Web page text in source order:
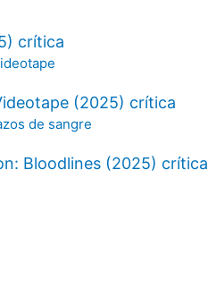
crítica
(2025) crítica
Bloodlines (2025) crítica